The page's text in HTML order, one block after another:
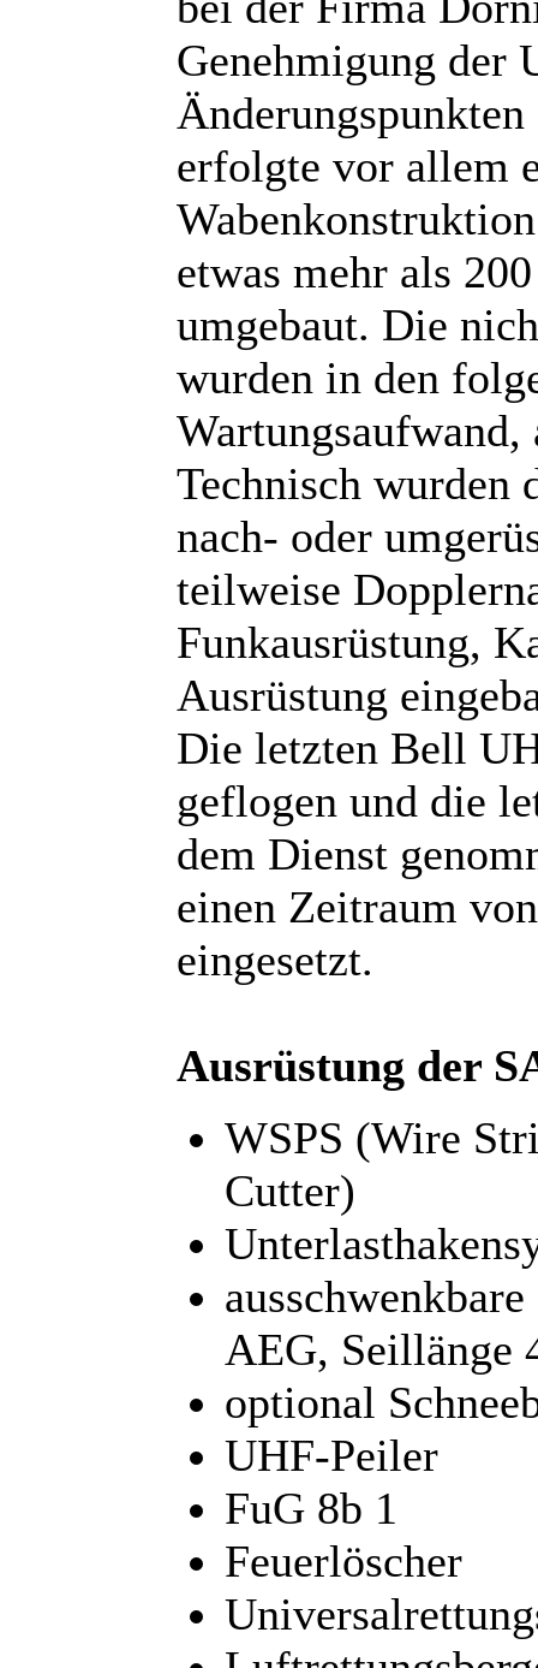
Genehmigung der
erfolgte vor allem
etwas mehr als
umgebaut. Die
wurden in den
Wartungsaufwand,
Technisch wurden
nach- oder
teilweise
Funkausrüstung,
Ausrüstung
Die letzten Bell
geflogen und die
dem Dienst
einen Zeitraum
eingesetzt.
Ausrüstung der
WSPS (Wire
Cutter)
AEG, Seillänge
optional
UHF-Peiler
FuG 8b 1
Feuerlöscher